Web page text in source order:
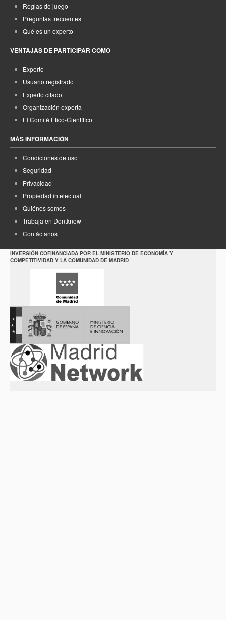
Reglas de juego
Preguntas frecuentes
Qué es un experto
VENTAJAS DE PARTICIPAR COMO
Experto
Usuario registrado
Experto citado
Organización experta
El Comité Ético-Científico
MÁS INFORMACIÓN
Condiciones de uso
Seguridad
Privacidad
Propiedad intelectual
Quiénes somos
Trabaja en Dontknow
Contáctanos
INVERSIÓN COFINANCIADA POR EL MINISTERIO DE ECONOMÍA Y
COMPETITIVIDAD Y LA COMUNIDAD DE MADRID